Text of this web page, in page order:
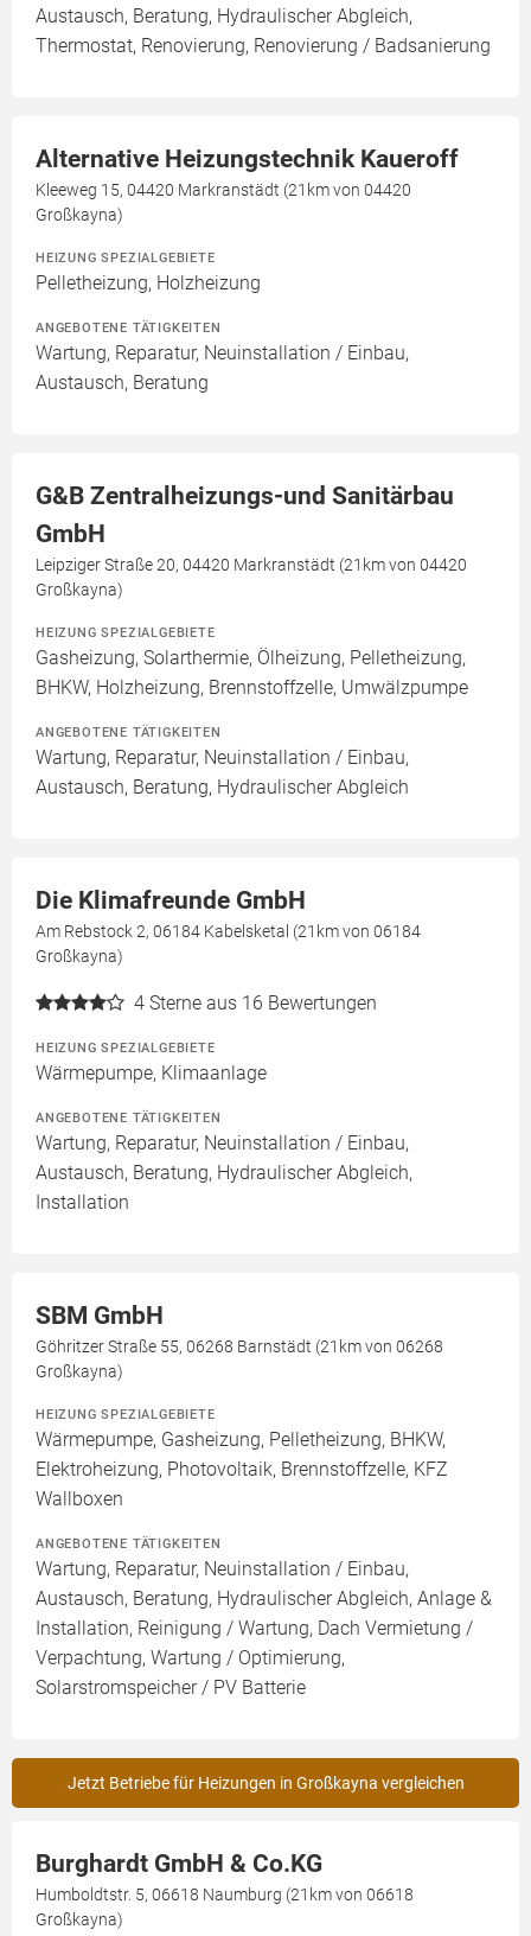
Austausch, Beratung, Hydraulischer Abgleich,
Thermostat, Renovierung, Renovierung / Badsanierung
Alternative Heizungstechnik Kaueroff
Kleeweg 15, 04420 Markranstädt (21km von 04420
Großkayna)
HEIZUNG SPEZIALGEBIETE
Pelletheizung, Holzheizung
ANGEBOTENE TÄTIGKEITEN
Wartung, Reparatur, Neuinstallation / Einbau,
Austausch, Beratung
G&B Zentralheizungs-und Sanitärbau
GmbH
Leipziger Straße 20, 04420 Markranstädt (21km von 04420
Großkayna)
HEIZUNG SPEZIALGEBIETE
Gasheizung, Solarthermie, Ölheizung, Pelletheizung,
BHKW, Holzheizung, Brennstoffzelle, Umwälzpumpe
ANGEBOTENE TÄTIGKEITEN
Wartung, Reparatur, Neuinstallation / Einbau,
Austausch, Beratung, Hydraulischer Abgleich
Die Klimafreunde GmbH
Am Rebstock 2, 06184 Kabelsketal (21km von 06184
Großkayna)
4 Sterne aus 16 Bewertungen
HEIZUNG SPEZIALGEBIETE
Wärmepumpe, Klimaanlage
ANGEBOTENE TÄTIGKEITEN
Wartung, Reparatur, Neuinstallation / Einbau,
Austausch, Beratung, Hydraulischer Abgleich,
Installation
SBM GmbH
Göhritzer Straße 55, 06268 Barnstädt (21km von 06268
Großkayna)
HEIZUNG SPEZIALGEBIETE
Wärmepumpe, Gasheizung, Pelletheizung, BHKW,
Elektroheizung, Photovoltaik, Brennstoffzelle, KFZ
Wallboxen
ANGEBOTENE TÄTIGKEITEN
Wartung, Reparatur, Neuinstallation / Einbau,
Austausch, Beratung, Hydraulischer Abgleich, Anlage &
Installation, Reinigung / Wartung, Dach Vermietung /
Verpachtung, Wartung / Optimierung,
Solarstromspeicher / PV Batterie
Jetzt Betriebe für Heizungen in Großkayna vergleichen
Burghardt GmbH & Co.KG
Humboldtstr. 5, 06618 Naumburg (21km von 06618
Großkayna)